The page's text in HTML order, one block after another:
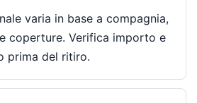
varia in base a compagnia,
coperture. Verifica importo e
prima del ritiro.